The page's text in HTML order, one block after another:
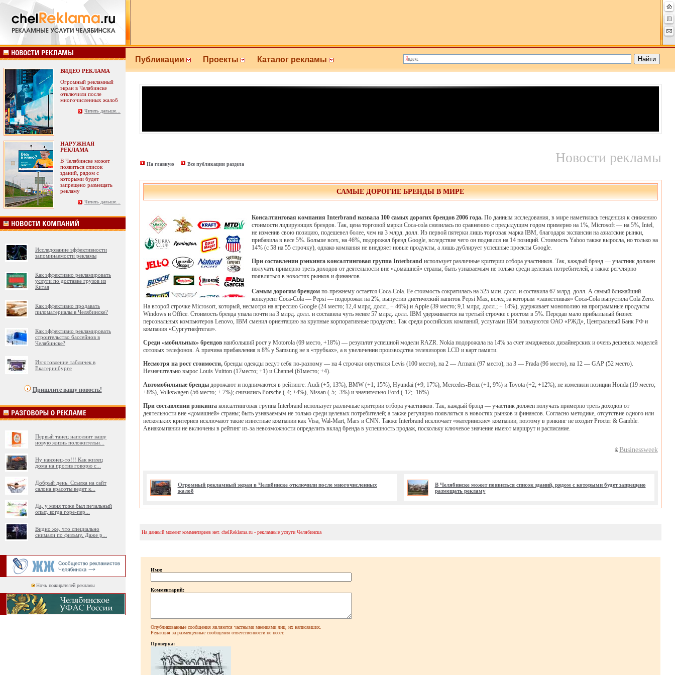
ВИДЕО РЕКЛАМА
Огромный рекламный
экран в Челябинске
отключили после
многочисленных жалоб
Читать дальше...
НАРУЖНАЯ
РЕКЛАМА
В Челябинске может
появиться список
зданий, рядом с
которыми будет
запрещено размещать
рекламу
Читать дальше...
Исследование эффективности
запоминаемости рекламы
Как эффективно рекламировать
услуги по доставке грузов из
Китая
Как эффективно продавать
пиломатериалы в Челябинске?
Как эффективно рекламировать
строительство бассейнов в
Челябинске?
Изготовление табличек в
Екатеринбурге
Пришлите вашу новость!
Первый танец наполнит вашу
новую жизнь положительн
Ну наконец-то!!! Как жилец
дома на против говорю с
Добрый день. Ссылка на сайт
салона красоты ведет к
Да, у меня тоже был печальный
опыт, когда горе-пер
Видно же, что специально
снимали по фильму. Даже р
Ночь пожирателей рекламы
Публикации Проекты Каталог рекламы
На главную Все публикации раздела Новости рекламы
САМЫЕ ДОРОГИЕ БРЕНДЫ В МИРЕ
Консалтинговая компания Interbrand назвала 100 самых дорогих брендов 2006 года.По данным исследования, в мире наметилась тенденция к снижению
стоимости лидирующих брендов. Так, цена торговой марки Coca-cola снизилась по сравнению с предыдущим годом примерно на 1%, Microsoft — на 5%, Intel,
не изменив свою позицию, подешевел более, чем на 3 млрд. долл. Из первой пятерки лишь торговая марка IBM, благодаря экспансии на азиатские рынки,
прибавила в весе 5%. Больше всех, на 46%, подорожал бренд Google, вследствие чего он поднялся на 14 позиций. Стоимость Yahoo также выросла, но только на
14% (с 58 на 55 строчку), однако компания не внедряет новые продукты, а лишь дублирует успешные проекты Google.
При составлении рэнкинга консалтинговая группа Interbrandиспользует различные критерии отбора участников. Так, каждый брэнд — участник должен
получать примерно треть доходов от деятельности вне «домашней» страны; быть узнаваемым не только среди целевых потребителей; а также регулярно
появляться в новостях рынков и финансов.
Самым дорогим брендомпо-прежнему остается Coca-Cola. Ее стоимость сократилась на 525 млн. долл. и составила 67 млрд. долл. А самый ближайший
конкурент Coca-Cola — Pepsi — подорожал на 2%, выпустив диетический напиток Pepsi Max, вслед за которым «завистливая» Coca-Cola выпустила Cola Zero.
На второй строчке Microsort, который, несмотря на агрессию Google (24 место; 12,4 млрд. долл., + 46%) и Apple (39 место; 9,1 млрд. долл.; + 14%), удерживает монополию на программные продукты
Windows и Office. Стоимость бренда упала почти на 3 млрд. долл. и составила чуть менее 57 млрд. долл. IBM удерживается на третьей строчке с ростом в 5%. Передав мало прибыльный бизнес
персональных компьютеров Lenovo, IBM сменил ориентацию на крупные корпоративные продукты. Так среди российских компаний, услугами IBM пользуются ОАО «РЖД», Центральный Банк РФ и
компания «Сургутнефтегаз».
Среди «мобильных» брендовнаибольший рост у Motorola (69 место, +18%) — результат успешной модели RAZR. Nokia подорожала на 14% за счет имиджевых дизайнерских и очень дешевых моделей
сотовых телефонов. А причина прибавления в 8% у Samsung не в «трубках», а в увеличении производства телевизоров LCD и карт памяти.
Несмотря на рост стоимости,бренды одежды ведут себя по-разному — на 4 строчки опустился Levis (100 место), на 2 — Armani (97 место), на 3 — Prada (96 место), на 12 — GAP (52 место).
Незначительно вырос Louis Vuitton (17место; +1) и Channel (61место; +4).
Автомобильные брендыдорожают и поднимаются в рейтинге: Audi (+5; 13%), BMW (+1; 15%), Hyundai (+9; 17%), Mercedes-Benz (+1; 9%) и Toyota (+2; +12%); не изменили позиции Honda (19 место;
+8%), Volkswagen (56 место; + 7%); снизились Porsche (-4; +4%), Nissan (-5; -3%) и значительно Ford (-12; -16%).
При составлении рэнкинга консалтинговая группа Interbrand использует различные критерии отбора участников. Так, каждый брэнд — участник должен получать примерно треть доходов от
деятельности вне «домашней» страны; быть узнаваемым не только среди целевых потребителей; а также регулярно появляться в новостях рынков и финансов. Согласно методике, отсутствие одного или
нескольких критериев исключают такие известные компании как Visa, Wal-Mart, Mars и CNN. Также Interbrand исключает «материнские» компании, поэтому в рэнкинг не входит Procter & Gamble.
Авиакомпании не включены в рейтинг из-за невозможности определить вклад бренда в успешность продаж, поскольку ключевое значение имеют маршрут и расписание.
Businessweek
Огромный рекламный экран в Челябинске отключили после многочисленных
жалоб
В Челябинске может появиться список зданий, рядом с которыми будет запрещено
размещать рекламу
На данный момент комментариев нет. chelReklama.ru - рекламные услуги Челябинска
Имя:
Комментарий:
Опубликованные сообщения являются частными мнениями лиц, их написавших.
Редакция за размещенные сообщения ответственности не несет.
Проверка: